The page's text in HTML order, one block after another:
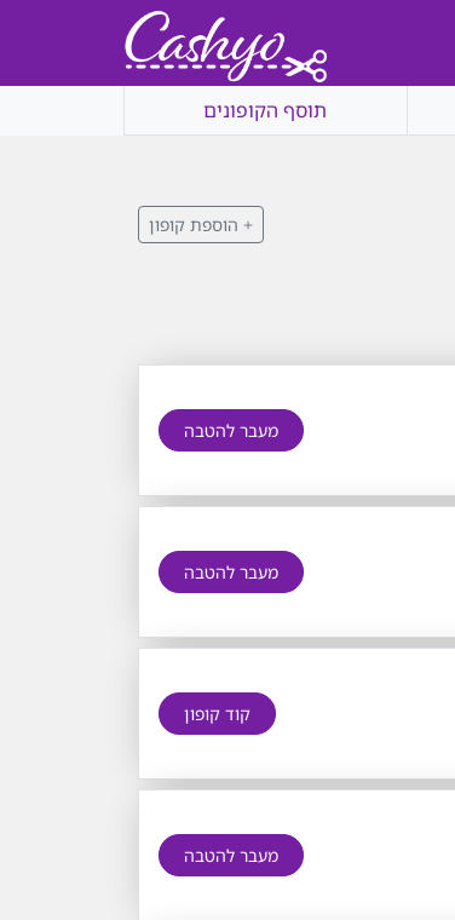
תוסף הקופונים
+ הוספת קופון
מעבר להטבה
מעבר להטבה
קוד קופון
מעבר להטבה